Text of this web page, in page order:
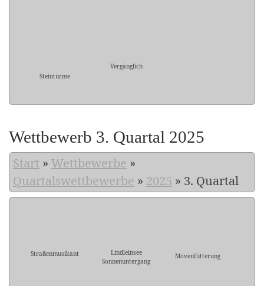
Steintürme
Vergänglich
Wettbewerb 3. Quartal 2025
Start » Wettbewerbe »
Quartalswettbewerbe » 2025 » 3. Quartal
Straßenmusikant
Lindleinsee
Sonnenuntergang
Mövenfütterung